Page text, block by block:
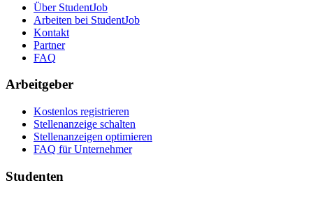
Über StudentJob
Arbeiten bei StudentJob
Kontakt
Partner
FAQ
Arbeitgeber
Kostenlos registrieren
Stellenanzeige schalten
Stellenanzeigen optimieren
FAQ für Unternehmer
Studenten